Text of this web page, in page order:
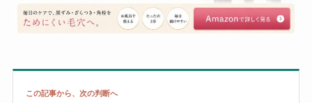
この記事から、次の判断へ